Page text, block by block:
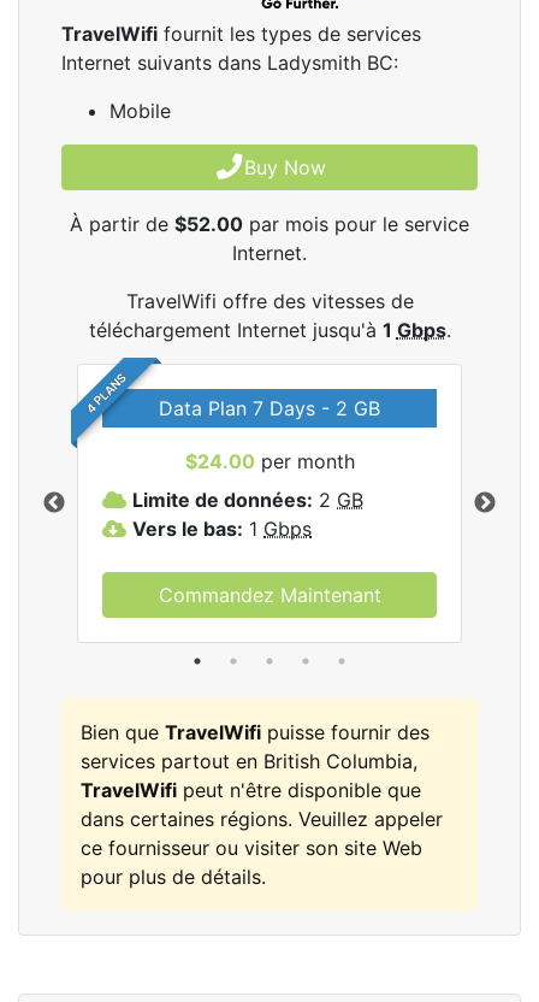
TravelWifi fournit les types de services
Internet suivants dans Ladysmith BC:
Mobile
Buy Now
À partir de $52.00 par mois pour le service
Internet.
TravelWifi offre des vitesses de
téléchargement Internet jusqu'à 1 Gbps.
4 PLANS Data Plan 7 Days - 2 GB
$24.00 per month
Limite de données: 2 GB
Vers le bas: 1 Gbps
Commandez Maintenant
Bien que TravelWifi puisse fournir des
services partout en British Columbia,
TravelWifi peut n'être disponible que
dans certaines régions. Veuillez appeler
ce fournisseur ou visiter son site Web
pour plus de détails.